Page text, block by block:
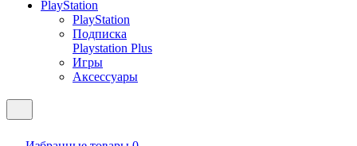
PlayStation
PlayStation
Подписка
Playstation Plus
Игры
Аксессуары